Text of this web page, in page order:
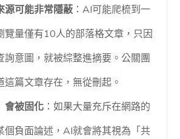
源可能非常隱蔽 ：AI可能爬梳到一
覽量僅有10人的部落格文章，只因
詢意圖，就被綜整進摘要。公關團
這篇文章存在，無從刪起。
會被固化 ：如果大量充斥在網路的
個負面論述，AI就會將其視為「共